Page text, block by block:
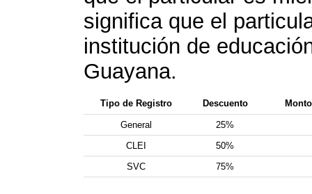
significa que el
institución de
Guayana.
Tipo de Registro Descuento
General
25%
CLEI
50%
SVC
75%